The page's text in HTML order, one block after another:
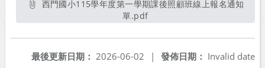
單.pdf另開新視窗
發佈日期： Invalid date
最後更新日期： 2026-06-02 |